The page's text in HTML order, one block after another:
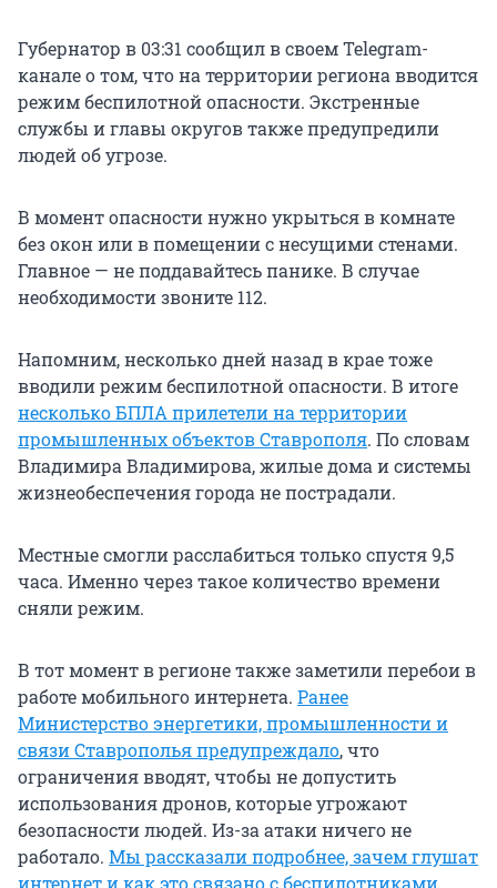
Губернатор в 03:31 сообщил в своем Telegram-
канале о том, что на территории региона вводится
режим беспилотной опасности. Экстренные
службы и главы округов также предупредили
людей об угрозе.
В момент опасности нужно укрыться в комнате
без окон или в помещении с несущими стенами.
Главное — не поддавайтесь панике. В случае
необходимости звоните 112.
Напомним, несколько дней назад в крае тоже
вводили режим беспилотной опасности. В итоге
несколько БПЛА прилетели на территории
промышленных объектов Ставрополя. По словам
Владимира Владимирова, жилые дома и системы
жизнеобеспечения города не пострадали.
Местные смогли расслабиться только спустя 9,5
часа. Именно через такое количество времени
сняли режим.
В тот момент в регионе также заметили перебои в
работе мобильного интернета. Ранее
Министерство энергетики, промышленности и
связи Ставрополья предупреждало,что
ограничения вводят, чтобы не допустить
использования дронов, которые угрожают
безопасности людей. Из-за атаки ничего не
работало. Мы рассказали подробнее, зачем глушат
интернет и как это связано с беспилотниками.